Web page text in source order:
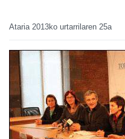
Ataria 2013ko urtarrilaren 25a